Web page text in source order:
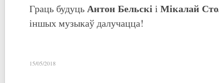
Граць будуцьАнтон Бельскіі Мікалай
іншых музыкаў далучацца!
15/05/2018